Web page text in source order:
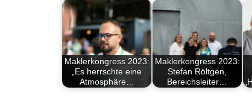
Maklerkongress 2023:
„Es herrschte eine
Atmosphäre…
Maklerkongress 2023:
Stefan Röltgen,
Bereichsleiter…